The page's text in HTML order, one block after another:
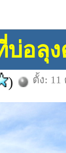
อลุ
) ตั้ง: 11